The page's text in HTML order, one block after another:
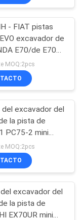
de
1126
- FIAT pistas
excavador de
E70/de E70B
el cojín de la
poliuretano
MOQ:2pcs
del excavador del
la pista de
PC75-2 mini
del
de KOMATSU
MOQ:2pcs
excavador del
la pista de
EX70UR mini